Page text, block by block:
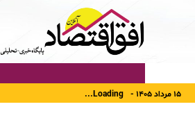
۱۵ مرداد ۱۴۰۵ - Loading...